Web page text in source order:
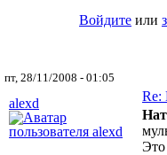
Войдите или
пт, 28/11/2008 - 01:05
alexd
Re:
Это